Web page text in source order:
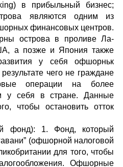
в прибыльный бизнес;
являются одним из
финансовых центров.
острова в проливе Ла-
а позже и Япония также
у себя офшорньк
чего не граждане
операции на более
у себя в стране. Данные
чтобы остановить отток
фонд): 1. Фонд, который
(офшорной налоговой
для того, чтобы
Офшорные